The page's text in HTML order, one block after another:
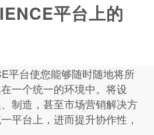
平台上的
平台使您能够随时随地将所
一个统一的环境中。将设
制造，甚至市场营销解决方
平台上，进而提升协作性，